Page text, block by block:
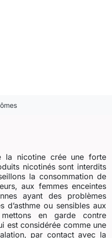
la nicotine crée une forte
nicotinés sont interdits
la consommation de
aux femmes enceintes
ayant des problèmes
d’asthme ou sensibles aux
en garde contre
est considérée comme une
par contact avec la